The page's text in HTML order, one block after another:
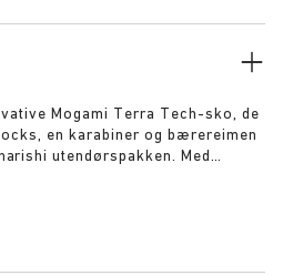
Mogami Terra Tech-sko, de
en karabiner og bærereimen
utendørspakken. Med
din. En
inkluderer: